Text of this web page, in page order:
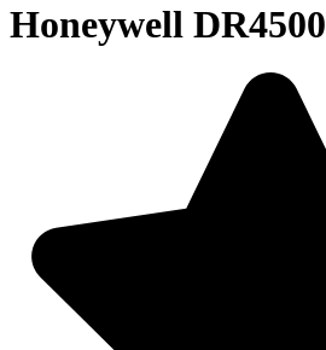
Honeywell DR4500